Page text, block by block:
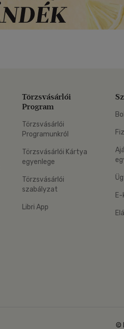
Törzsvásárlói
Program
Törzsvásárlói
Programunkról
Törzsvásárlói Kártya
egyenlege
Törzsvásárlói
szabályzat
Libri App
©